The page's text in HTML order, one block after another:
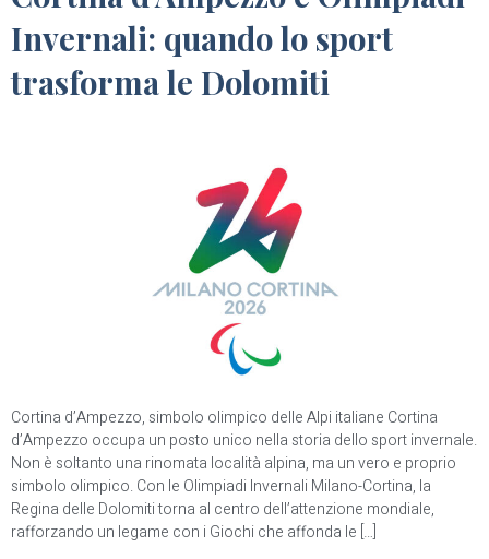
Invernali: quando lo sport
trasforma le Dolomiti
Cortina d’Ampezzo, simbolo olimpico delle Alpi italiane Cortina
d’Ampezzo occupa un posto unico nella storia dello sport invernale.
Non è soltanto una rinomata località alpina, ma un vero e proprio
simbolo olimpico. Con le Olimpiadi Invernali Milano-Cortina, la
Regina delle Dolomiti torna al centro dell’attenzione mondiale,
rafforzando un legame con i Giochi che affonda le […]